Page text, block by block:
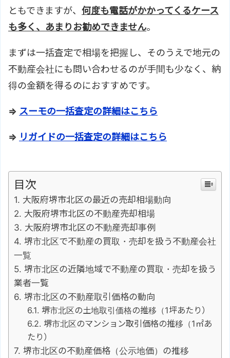
ともできますが、 何度も電話がかかってくるケース
も多く、あまりお勧めできません。
まずは一括査定で相場を把握し、そのうえで地元の
不動産会社にも問い合わせるのが手間も少なく、納
得の金額を得るのにおすすめです。
⇒ スーモの一括査定の詳細はこちら
⇒ リガイドの一括査定の詳細はこちら
目次
大阪府堺市北区の最近の売却相場動向
大阪府堺市北区の不動産売却相場
大阪府堺市北区の不動産売却事例
堺市北区で不動産の買取・売却を扱う不動産会社
一覧
堺市北区の近隣地域で不動産の買取・売却を扱う
業者一覧
堺市北区の不動産取引価格の動向
堺市北区の土地取引価格の推移（1坪あたり）
堺市北区のマンション取引価格の推移（1㎡あ
たり）
堺市北区の不動産価格（公示地価）の推移